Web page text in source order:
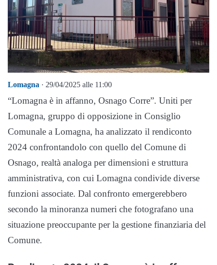
Lomagna · 29/04/2025 alle 11:00
“Lomagna è in affanno, Osnago Corre”. Uniti per
Lomagna, gruppo di opposizione in Consiglio
Comunale a Lomagna, ha analizzato il rendiconto
2024 confrontandolo con quello del Comune di
Osnago, realtà analoga per dimensioni e struttura
amministrativa, con cui Lomagna condivide diverse
funzioni associate. Dal confronto emergerebbero
secondo la minoranza numeri che fotografano una
situazione preoccupante per la gestione finanziaria del
Comune.